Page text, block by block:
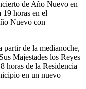
de Año Nuevo en
19 horas en el
Nuevo con
partir de la medianoche,
Majestades los Reyes
horas de la Residencia
en un nuevo